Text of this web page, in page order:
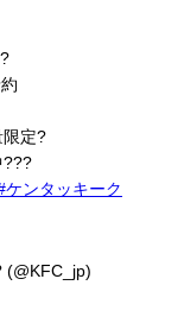
限定?
???
ケンタッキーク
(@KFC_jp)